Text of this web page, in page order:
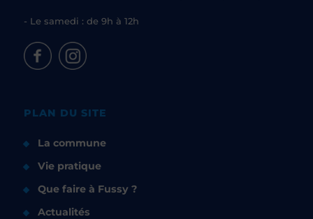
- Le samedi : de 9h à 12h
PLAN DU SITE
La commune
Vie pratique
Que faire à Fussy ?
Actualités